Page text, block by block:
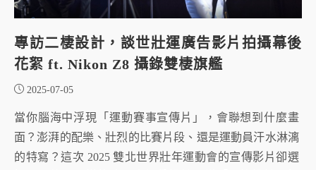
專訪二棲設計，談世壯運廣告影片拍攝幕後
花絮 ft. Nikon Z8 攝錄雙棲旗艦
2025-07-05
當你腦海中浮現「運動賽事宣傳片」，會聯想到什麼畫
面？澎湃的配樂、壯烈的比賽片段、還是運動員汗水淋漓
的特寫？這次 2025 雙北世界壯年運動會的宣傳影片卻選